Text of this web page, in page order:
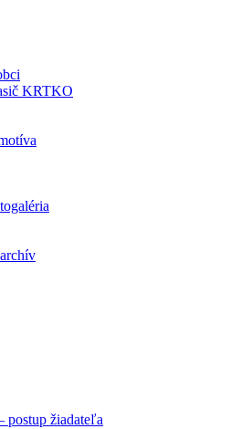
KRTKO
postup žiadateľa